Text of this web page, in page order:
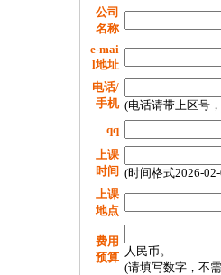
公司
名称
e-mai
l地址
电话/
手机 (电话请带上区号
qq
上课
时间 (时间格式2026-
上课
地点
费用
预算 人民币。
(请填写数字，不